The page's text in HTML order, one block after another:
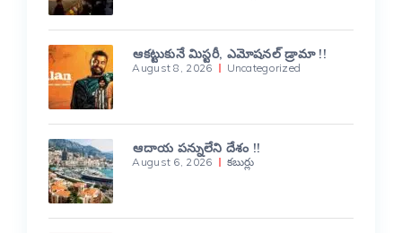
ఆకట్టుకునే మిస్టరీ, ఎమోషనల్ డ్రామా !!
August 8, 2026 Uncategorized
ఆదాయ పన్నులేని దేశం !!
August 6, 2026 కబుర్లు